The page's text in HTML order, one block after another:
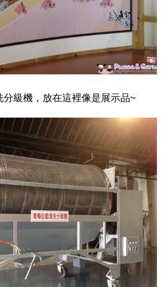
級機，放在這裡像是展示品~